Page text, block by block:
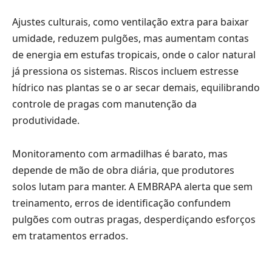
Ajustes culturais, como ventilação extra para baixar
umidade, reduzem pulgões, mas aumentam contas
de energia em estufas tropicais, onde o calor natural
já pressiona os sistemas. Riscos incluem estresse
hídrico nas plantas se o ar secar demais, equilibrando
controle de pragas com manutenção da
produtividade.
Monitoramento com armadilhas é barato, mas
depende de mão de obra diária, que produtores
solos lutam para manter. A EMBRAPA alerta que sem
treinamento, erros de identificação confundem
pulgões com outras pragas, desperdiçando esforços
em tratamentos errados.